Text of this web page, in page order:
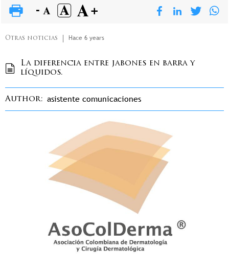
Otras noticias Hace 6 years
La diferencia entre jabones en barra y
líquidos.
Author asistente comunicaciones